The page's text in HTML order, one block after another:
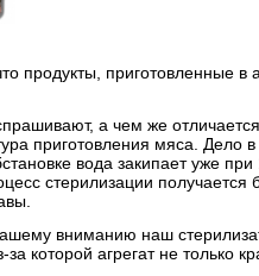
продукты, приготовленные
а чем же
приготовления мяса. Дело
вода закипает уже
стерилизации
вниманию наш
которой агрегат не только